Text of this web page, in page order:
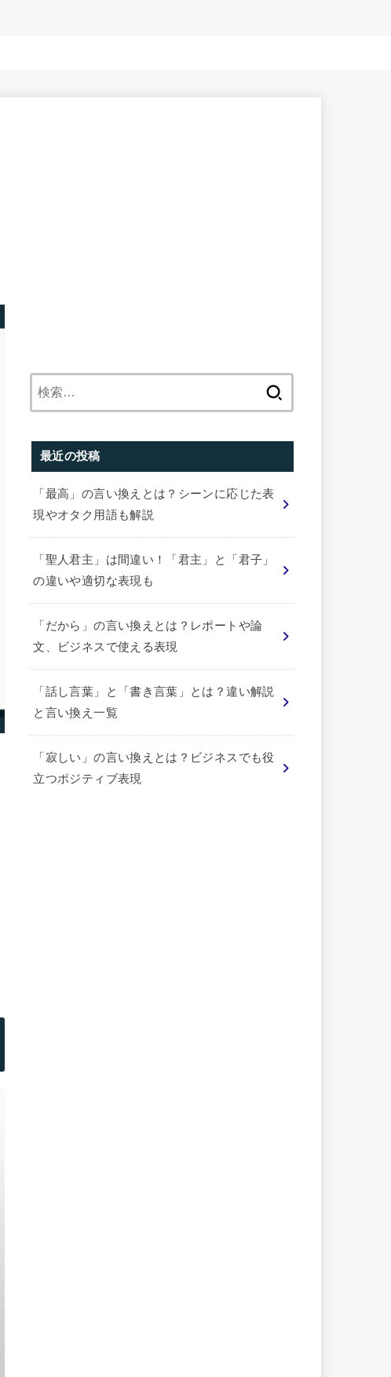
最近の投稿
「最高」の言い換えとは？シーンに応じた表
現やオタク用語も解説
「聖人君主」は間違い！「君主」と「君子」
の違いや適切な表現も
「だから」の言い換えとは？レポートや論
文、ビジネスで使える表現
「話し言葉」と「書き言葉」とは？違い解説
と言い換え一覧
「寂しい」の言い換えとは？ビジネスでも役
立つポジティブ表現